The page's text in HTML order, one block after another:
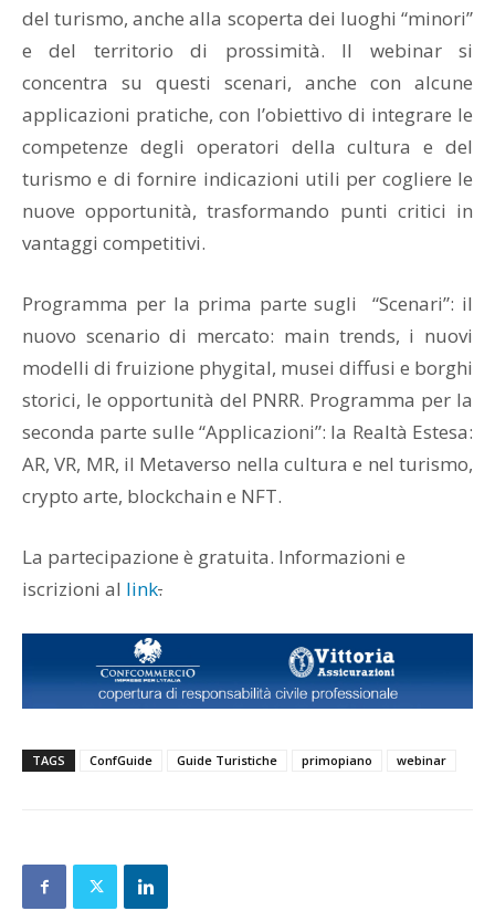
del turismo, anche alla scoperta dei luoghi “minori”
e del territorio di prossimità. Il webinar si
concentra su questi scenari, anche con alcune
applicazioni pratiche, con l’obiettivo di integrare le
competenze degli operatori della cultura e del
turismo e di fornire indicazioni utili per cogliere le
nuove opportunità, trasformando punti critici in
vantaggi competitivi.
Programma per la prima parte sugli “Scenari”: il
nuovo scenario di mercato: main trends, i nuovi
modelli di fruizione phygital, musei diffusi e borghi
storici, le opportunità del PNRR. Programma per la
seconda parte sulle “Applicazioni”: la Realtà Estesa:
AR, VR, MR, il Metaverso nella cultura e nel turismo,
crypto arte, blockchain e NFT.
La partecipazione è gratuita. Informazioni e
iscrizioni al link.
TAGS ConfGuide Guide Turistiche primopiano webinar